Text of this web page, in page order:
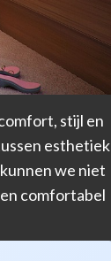
stijl en
esthetiek
we niet
comfortabel